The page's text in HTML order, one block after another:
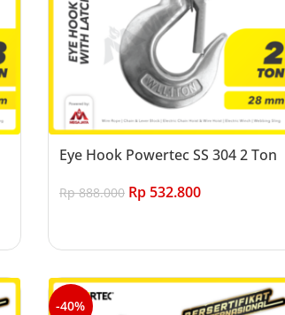
Eye Hook Powertec SS 304 2 Ton
Rp888.000 Rp532.800
-40%